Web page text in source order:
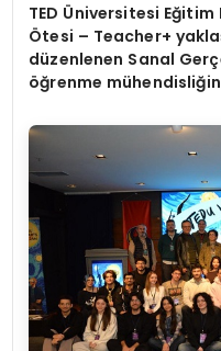
TED Üniversitesi
Ötesi – Teacher+
düzenlenen Sanal
öğrenme